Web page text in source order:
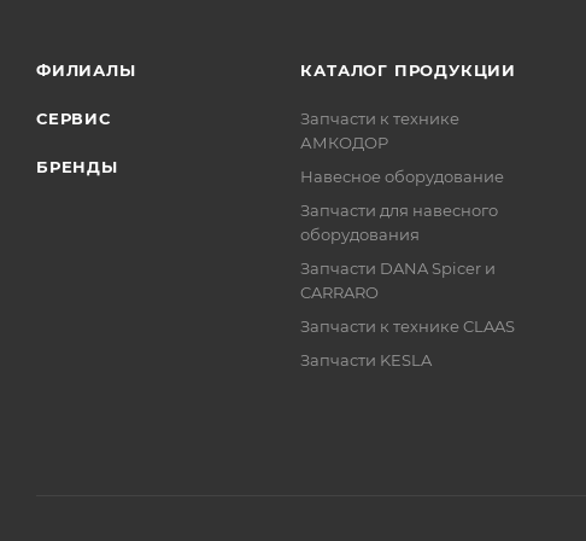
ФИЛИАЛЫ
СЕРВИС
БРЕНДЫ
КАТАЛОГ ПРОДУКЦИИ
Запчасти к технике
АМКОДОР
Навесное оборудование
Запчасти для навесного
оборудования
Запчасти DANA Spicer и
CARRARO
Запчасти к технике CLAAS
Запчасти KESLA